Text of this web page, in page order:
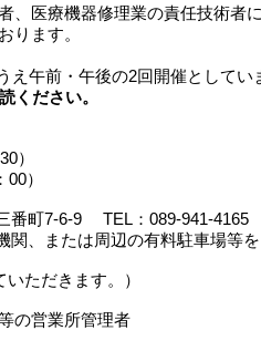
、医療機器修理業の責任技術者
ります。
午前・午後の2回開催としてい
ください。
）
）
町7-6-9 TEL：089-941-4165
は周辺の有料駐車場等をご
ただきます。）
の営業所管理者
技術者